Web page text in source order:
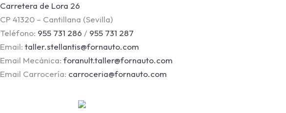
Carretera de Lora 26
CP 41320 – Cantillana (Sevilla)
Teléfono: 955 731 286 / 955 731 287
Email: taller.stellantis@fornauto.com
Email Mecánica: foranult.taller@fornauto.com
Email Carrocería: carroceria@fornauto.com